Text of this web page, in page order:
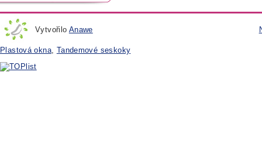
Vytvořilo Anawe
Plastová okna, Tandemové seskoky